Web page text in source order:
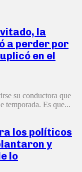
la
a perder por
en el
su conductora que
temporada. Es que...
los políticos
y
lo